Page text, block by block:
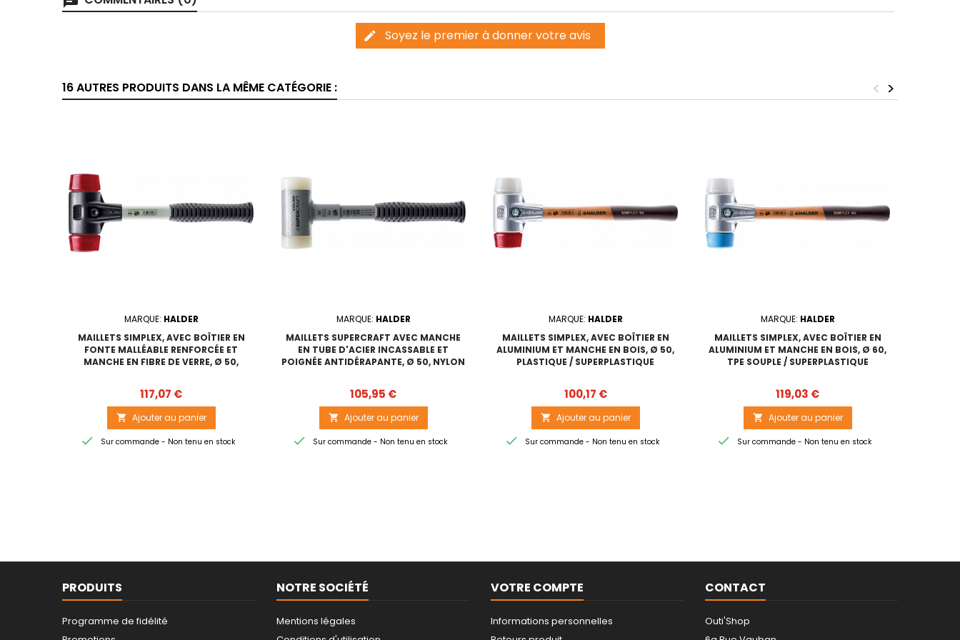
edit Soyez le premier à donner votre avis
16 AUTRES PRODUITS DANS LA MÊME CATÉGORIE : >
<
MARQUE: HALDER
MAILLETS SIMPLEX, AVEC BOÎTIER EN
FONTE MALLÉABLE RENFORCÉE ET
MANCHE EN FIBRE DE VERRE, Ø 50,
Prix
117,07 €
 Ajouter au panier
 Sur commande - Non tenu en stock
MARQUE: HALDER
MAILLETS SUPERCRAFT AVEC MANCHE
EN TUBE D'ACIER INCASSABLE ET
POIGNÉE ANTIDÉRAPANTE, Ø 50, NYLON
Prix
105,95 €
 Ajouter au panier
 Sur commande - Non tenu en stock
MARQUE: HALDER
MAILLETS SIMPLEX, AVEC BOÎTIER EN
ALUMINIUM ET MANCHE EN BOIS, Ø 50,
PLASTIQUE / SUPERPLASTIQUE
Prix
100,17 €
 Ajouter au panier
 Sur commande - Non tenu en stock
MARQUE: HALDER
MAILLETS SIMPLEX, AVEC BOÎTIER EN
ALUMINIUM ET MANCHE EN BOIS, Ø 60,
TPE SOUPLE / SUPERPLASTIQUE
Prix
119,03 €
 Ajouter au panier
 Sur commande - Non tenu en stock
PRODUITS
Programme de fidélité
NOTRE SOCIÉTÉ
Mentions légales
VOTRE COMPTE
Informations personnelles
CONTACT
Outi'Shop